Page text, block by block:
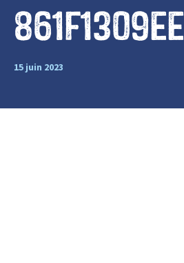
15 juin 2023